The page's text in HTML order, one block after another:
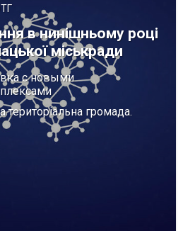
в нинішньому році
міськради
с новыми
територіальна громада.